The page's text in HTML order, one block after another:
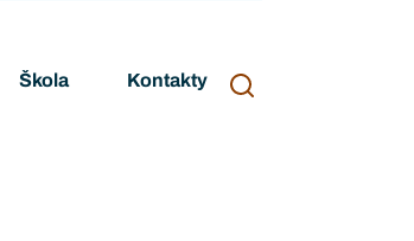
Škola Kontakty